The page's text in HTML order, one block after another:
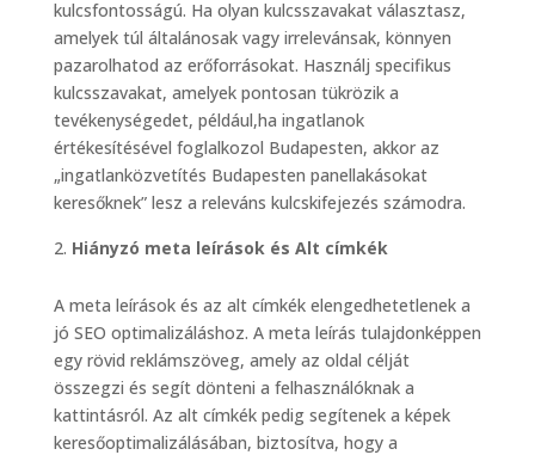
kulcsfontosságú. Ha olyan kulcsszavakat választasz,
amelyek túl általánosak vagy irrelevánsak, könnyen
pazarolhatod az erőforrásokat. Használj specifikus
kulcsszavakat, amelyek pontosan tükrözik a
tevékenységedet, például,ha ingatlanok
értékesítésével foglalkozol Budapesten, akkor az
„ingatlanközvetítés Budapesten panellakásokat
keresőknek” lesz a releváns kulcskifejezés számodra.
Hiányzó meta leírások és Alt címkék
A meta leírások és az alt címkék elengedhetetlenek a
jó SEO optimalizáláshoz. A meta leírás tulajdonképpen
egy rövid reklámszöveg, amely az oldal célját
összegzi és segít dönteni a felhasználóknak a
kattintásról. Az alt címkék pedig segítenek a képek
keresőoptimalizálásában, biztosítva, hogy a